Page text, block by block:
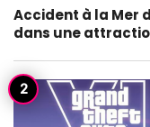
Accident à la Mer
dans une